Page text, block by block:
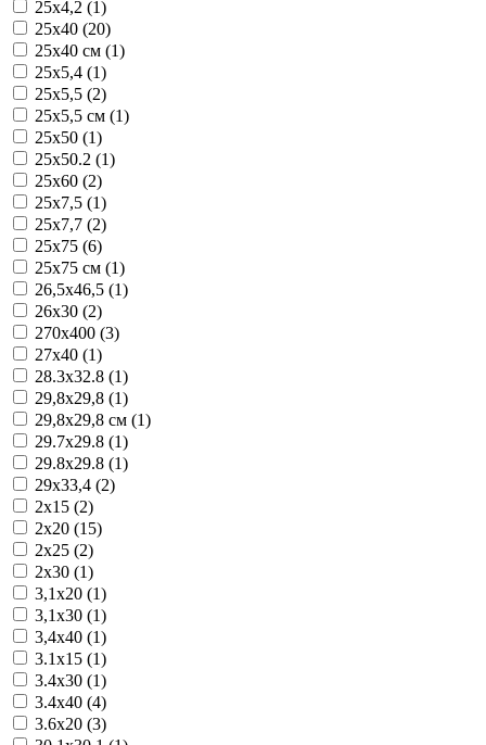
25x4,2 (1)
25x40 (20)
25x40 см (1)
25x5,4 (1)
25x5,5 (2)
25x5,5 см (1)
25x50 (1)
25x50.2 (1)
25x60 (2)
25x7,5 (1)
25x7,7 (2)
25x75 (6)
25x75 см (1)
26,5x46,5 (1)
26x30 (2)
270x400 (3)
27x40 (1)
28.3x32.8 (1)
29,8x29,8 (1)
29,8x29,8 см (1)
29.7x29.8 (1)
29.8x29.8 (1)
29x33,4 (2)
2x15 (2)
2x20 (15)
2x25 (2)
2x30 (1)
3,1x20 (1)
3,1x30 (1)
3,4x40 (1)
3.1x15 (1)
3.4x30 (1)
3.4x40 (4)
3.6x20 (3)